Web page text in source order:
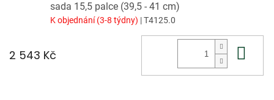
sada 15,5 palce (39,5 - 41 cm)
K objednání (3-8 týdny) | T4125.0
2 543 Kč